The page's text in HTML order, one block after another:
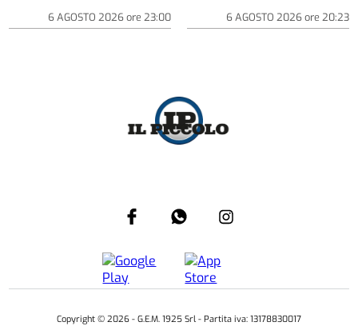
6 AGOSTO 2026ore 23:00 6 AGOSTO 2026ore 20:23
Copyright © 2026 - G.E.M. 1925 Srl - Partita iva: 13178830017